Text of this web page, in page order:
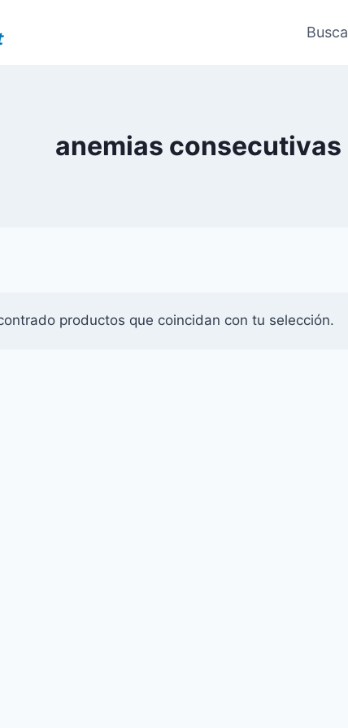
anemias
productos que coincidan con tu selección.